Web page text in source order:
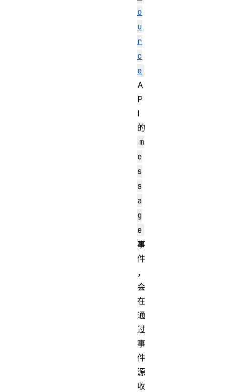
o
u
r
c
e
A
P
I
的
m
e
s
s
a
g
e
事
件
，
会
在
通
过
事
件
源
收